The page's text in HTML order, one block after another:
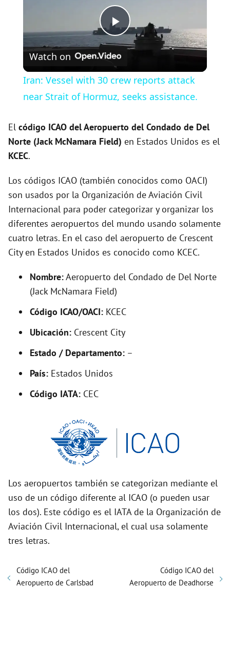
P
l
a
y
i
d
e
o
Watch on
Iran: Vessel with 30 crew reports attack
near Strait of Hormuz, seeks assistance.
El código ICAO delAeropuerto del Condado de Del
Norte (Jack McNamara Field) en Estados Unidos es el
KCEC.
Los códigos ICAO (también conocidos como OACI)
son usados por la Organización de Aviación Civil
Internacional para poder categorizar y organizar los
diferentes aeropuertos del mundo usando solamente
cuatro letras. En el caso del aeropuerto de Crescent
City en Estados Unidos es conocido como KCEC.
Nombre:Aeropuerto del Condado de Del Norte
(Jack McNamara Field)
Código ICAO/OACI: KCEC
Ubicación: Crescent City
Estado / Departamento: –
País: Estados Unidos
Código IATA: CEC
Los aeropuertos también se categorizan mediante el
uso de un código diferente al ICAO (o pueden usar
los dos). Este código es el IATA de la Organización de
Aviación Civil Internacional, el cual usa solamente
tres letras.
Código ICAO del
Aeropuerto de Carlsbad
Código ICAO del
Aeropuerto de Deadhorse